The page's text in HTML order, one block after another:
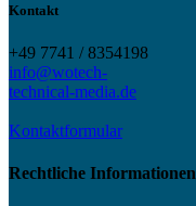
Kontakt
+49 7741 / 8354198
info@wotech-
technical-media.de
Kontaktformular
Rechtliche Informationen